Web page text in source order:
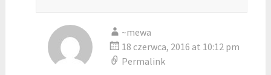
~mewa
18 czerwca, 2016 at 10:12 pm
Permalink